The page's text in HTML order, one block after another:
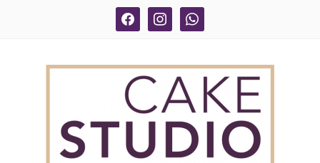
facebook instagram whatsapp